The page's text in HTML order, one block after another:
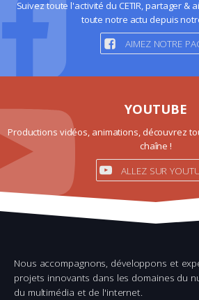
Suivez toute l'activité du CETIR, partager &
toute notre actu depuis
AIMEZ NOTRE
YOUTUBE
Productions vidéos, animations, découvrez
chaîne !
ALLEZ SUR
Nous accompagnons, développons et
projets innovants dans les domaines du
du multimédia et de l'internet.